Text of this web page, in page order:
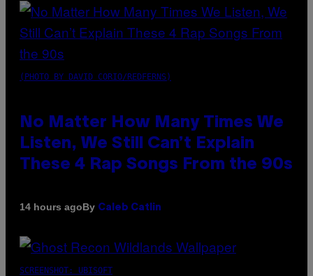
(PHOTO BY DAVID CORIO/REDFERNS)
No Matter How Many Times We
Listen, We Still Can’t Explain
These 4 Rap Songs From the 90s
14 hours agoBy Caleb Catlin
SCREENSHOT: UBISOFT